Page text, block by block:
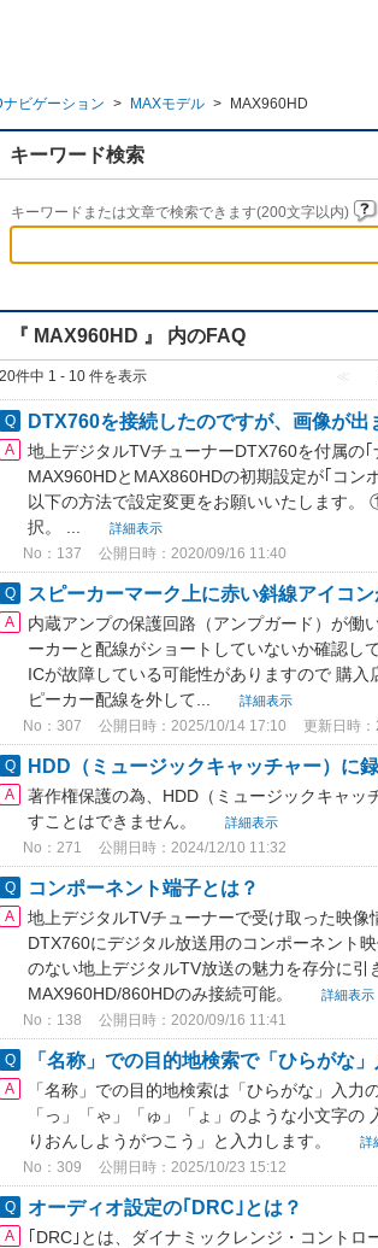
ビゲーション > MAXモデル > MAX960HD
キーワード検索
キーワードまたは文章で検索できます(200文字以内)
『 MAX960HD 』 内のFAQ
20件中 1 - 10 件を表示 ≪
DTX760を接続したのですが、画像が出
地上デジタルTVチューナーDTX760を付属の
MAX960HDとMAX860HDの初期設定が｢コン
以下の方法で設定変更をお願いいたします
択。 ...
詳細表示
No：137 公開日時：2020/09/16 11:40
スピーカーマーク上に赤い斜線アイコ
内蔵アンプの保護回路（アンプガード）が働
ーカーと配線がショートしていないか確認し
ICが故障している可能性がありますので 購
ピーカー配線を外して...
詳細表示
No：307 公開日時：2025/10/14 17:10 更新日時
HDD（ミュージックキャッチャー）に
著作権保護の為、HDD（ミュージックキャッ
すことはできません。
詳細表示
No：271 公開日時：2024/12/10 11:32
コンポーネント端子とは？
地上デジタルTVチューナーで受け取った映像
DTX760にデジタル放送用のコンポーネント
のない地上デジタルTV放送の魅力を存分に
MAX960HD/860HDのみ接続可能。
詳細表示
No：138 公開日時：2020/09/16 11:41
「名称」での目的地検索で「ひらがな
「名称」での目的地検索は「ひらがな」入力
「っ」「ゃ」「ゅ」「ょ」のような小文字
りおんしようがつこう」と入力します。
詳
No：309 公開日時：2025/10/23 15:12
オーディオ設定の｢DRC｣とは？
｢DRC｣とは、ダイナミックレンジ・コント